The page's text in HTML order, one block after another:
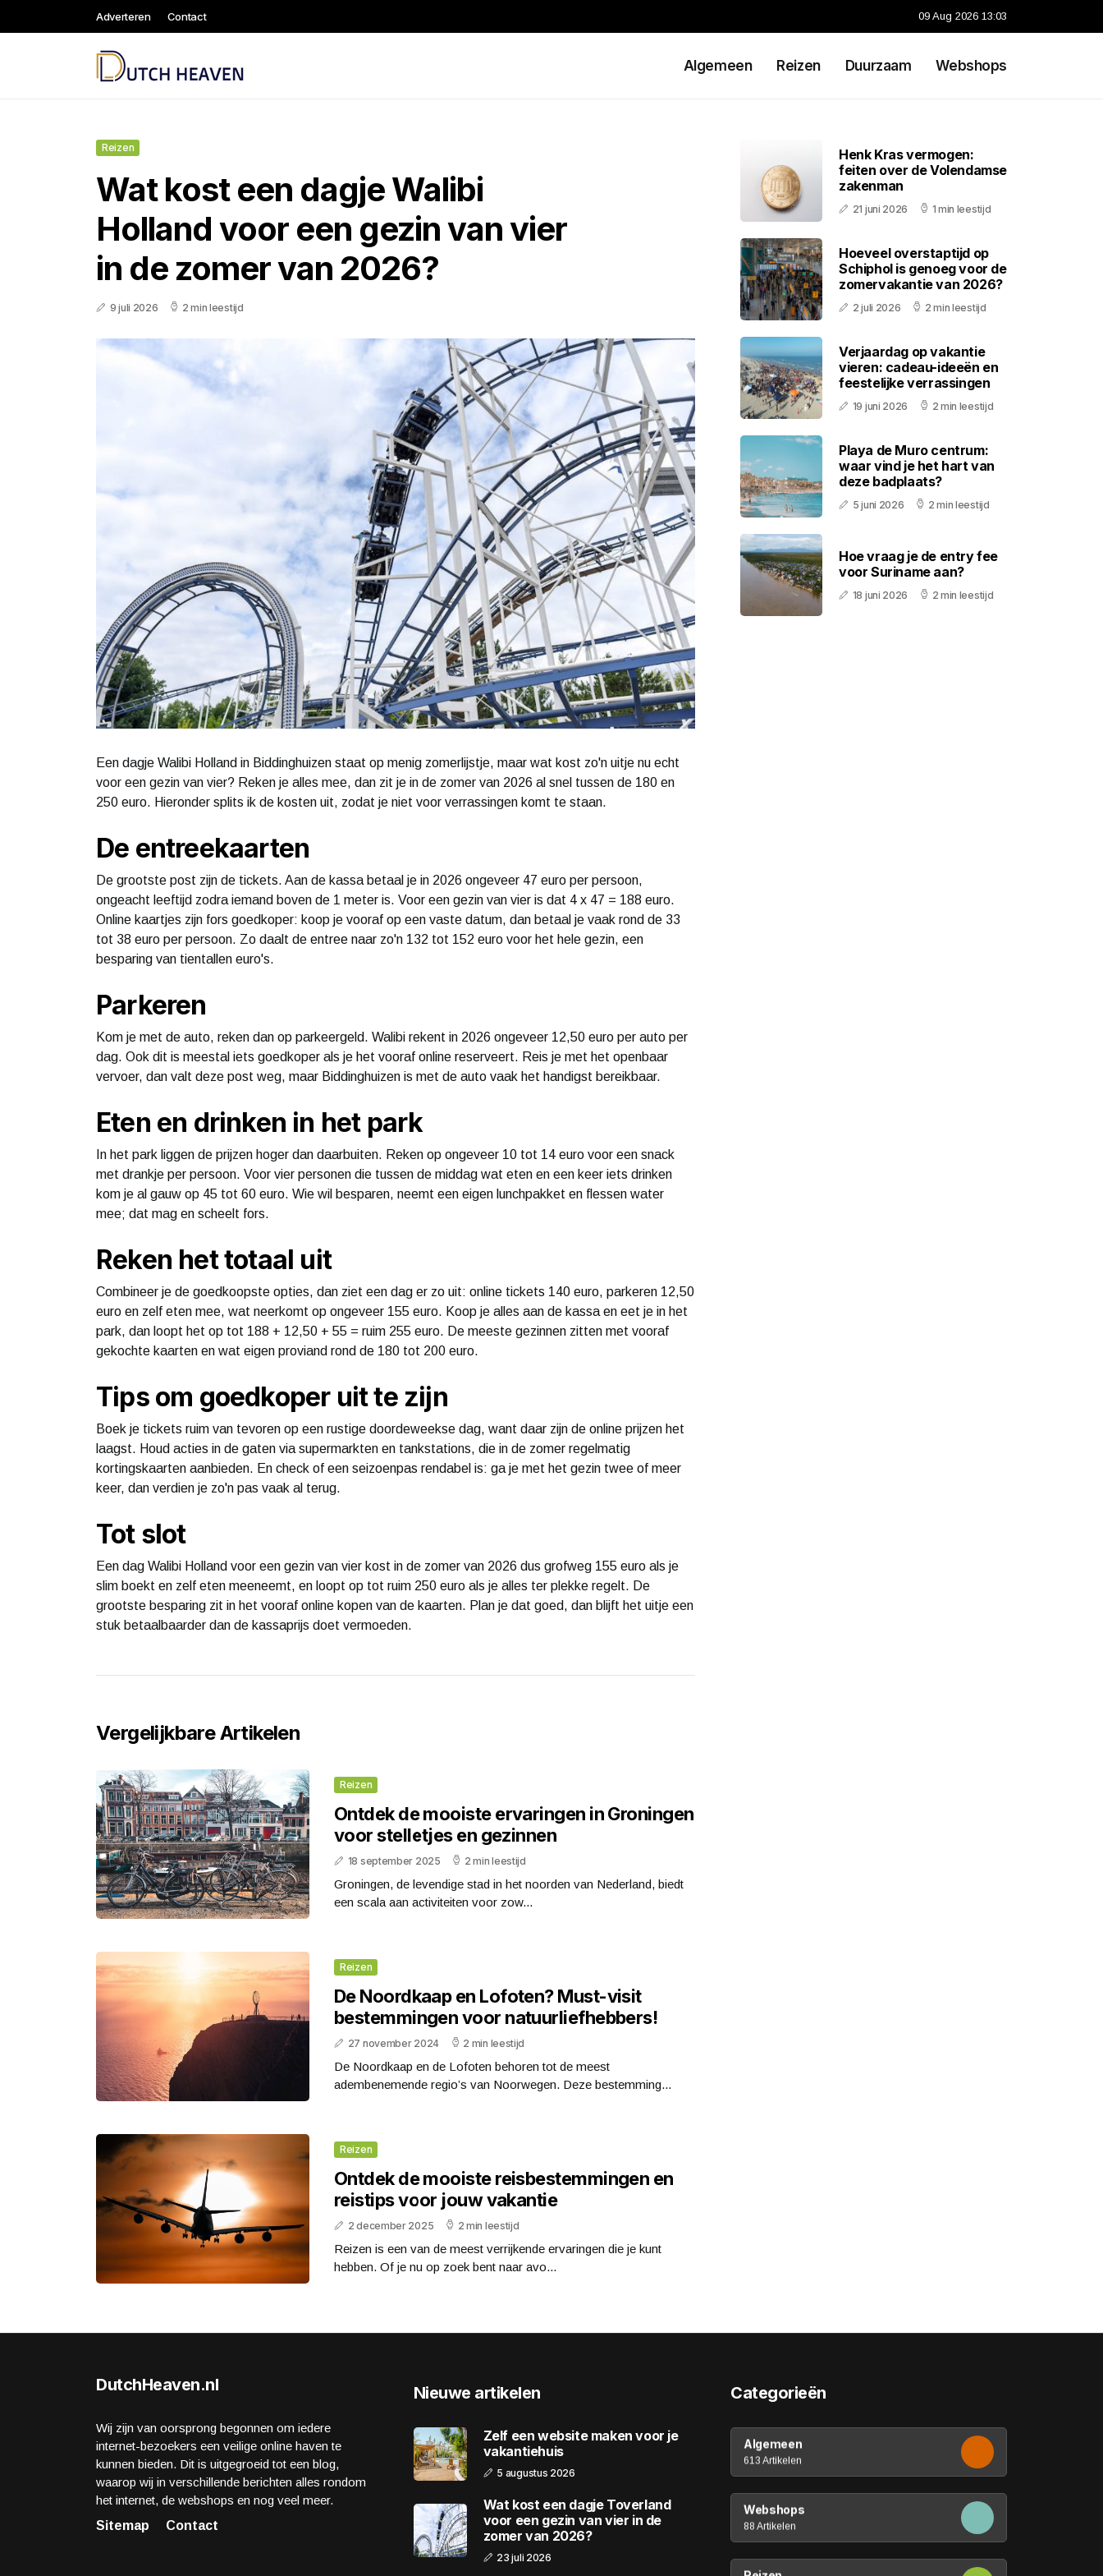
Adverteren Contact 09 Aug 2026 13:03
Algemeen Reizen Duurzaam Webshops
Reizen
Wat kost een dagje Walibi
Holland voor een gezin van vier
in de zomer van 2026?
9 juli 2026 2 min leestijd
Een dagje Walibi Holland in Biddinghuizen staat op menig zomerlijstje, maar wat kost zo'n uitje nu echt
voor een gezin van vier? Reken je alles mee, dan zit je in de zomer van 2026 al snel tussen de 180 en
250 euro. Hieronder splits ik de kosten uit, zodat je niet voor verrassingen komt te staan.
De entreekaarten
De grootste post zijn de tickets. Aan de kassa betaal je in 2026 ongeveer 47 euro per persoon,
ongeacht leeftijd zodra iemand boven de 1 meter is. Voor een gezin van vier is dat 4 x 47 = 188 euro.
Online kaartjes zijn fors goedkoper: koop je vooraf op een vaste datum, dan betaal je vaak rond de 33
tot 38 euro per persoon. Zo daalt de entree naar zo'n 132 tot 152 euro voor het hele gezin, een
besparing van tientallen euro's.
Parkeren
Kom je met de auto, reken dan op parkeergeld. Walibi rekent in 2026 ongeveer 12,50 euro per auto per
dag. Ook dit is meestal iets goedkoper als je het vooraf online reserveert. Reis je met het openbaar
vervoer, dan valt deze post weg, maar Biddinghuizen is met de auto vaak het handigst bereikbaar.
Eten en drinken in het park
In het park liggen de prijzen hoger dan daarbuiten. Reken op ongeveer 10 tot 14 euro voor een snack
met drankje per persoon. Voor vier personen die tussen de middag wat eten en een keer iets drinken
kom je al gauw op 45 tot 60 euro. Wie wil besparen, neemt een eigen lunchpakket en flessen water
mee; dat mag en scheelt fors.
Reken het totaal uit
Combineer je de goedkoopste opties, dan ziet een dag er zo uit: online tickets 140 euro, parkeren 12,50
euro en zelf eten mee, wat neerkomt op ongeveer 155 euro. Koop je alles aan de kassa en eet je in het
park, dan loopt het op tot 188 + 12,50 + 55 = ruim 255 euro. De meeste gezinnen zitten met vooraf
gekochte kaarten en wat eigen proviand rond de 180 tot 200 euro.
Tips om goedkoper uit te zijn
Boek je tickets ruim van tevoren op een rustige doordeweekse dag, want daar zijn de online prijzen het
laagst. Houd acties in de gaten via supermarkten en tankstations, die in de zomer regelmatig
kortingskaarten aanbieden. En check of een seizoenpas rendabel is: ga je met het gezin twee of meer
keer, dan verdien je zo'n pas vaak al terug.
Tot slot
Een dag Walibi Holland voor een gezin van vier kost in de zomer van 2026 dus grofweg 155 euro als je
slim boekt en zelf eten meeneemt, en loopt op tot ruim 250 euro als je alles ter plekke regelt. De
grootste besparing zit in het vooraf online kopen van de kaarten. Plan je dat goed, dan blijft het uitje een
stuk betaalbaarder dan de kassaprijs doet vermoeden.
Vergelijkbare Artikelen
Reizen
Ontdek de mooiste ervaringen in Groningen
voor stelletjes en gezinnen
18 september 2025 2 min leestijd
Groningen, de levendige stad in het noorden van Nederland, biedt
een scala aan activiteiten voor zow...
Reizen
De Noordkaap en Lofoten? Must-visit
bestemmingen voor natuurliefhebbers!
27 november 2024 2 min leestijd
De Noordkaap en de Lofoten behoren tot de meest
adembenemende regio’s van Noorwegen. Deze bestemming...
Reizen
Ontdek de mooiste reisbestemmingen en
reistips voor jouw vakantie
2 december 2025 2 min leestijd
Reizen is een van de meest verrijkende ervaringen die je kunt
hebben. Of je nu op zoek bent naar avo...
Henk Kras vermogen:
feiten over de Volendamse
zakenman
21 juni 2026 1 min leestijd
Hoeveel overstaptijd op
Schiphol is genoeg voor de
zomervakantie van 2026?
2 juli 2026 2 min leestijd
Verjaardag op vakantie
vieren: cadeau-ideeën en
feestelijke verrassingen
19 juni 2026 2 min leestijd
Playa de Muro centrum:
waar vind je het hart van
deze badplaats?
5 juni 2026 2 min leestijd
Hoe vraag je de entry fee
voor Suriname aan?
18 juni 2026 2 min leestijd
DutchHeaven.nl
Wij zijn van oorsprong begonnen om iedere
internet-bezoekers een veilige online haven te
kunnen bieden. Dit is uitgegroeid tot een blog,
waarop wij in verschillende berichten alles rondom
het internet, de webshops en nog veel meer.
Sitemap
Contact
Nieuwe artikelen
Zelf een website maken voor je
vakantiehuis
5 augustus 2026
Wat kost een dagje Toverland
voor een gezin van vier in de
zomer van 2026?
23 juli 2026
Categorieën
Algemeen
613 Artikelen
Webshops
88 Artikelen